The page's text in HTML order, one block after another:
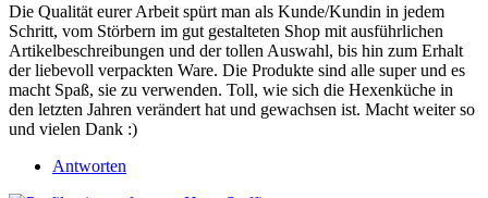
Die Qualität eurer Arbeit spürt man als Kunde/Kundin in jedem
Schritt, vom Störbern im gut gestalteten Shop mit ausführlichen
Artikelbeschreibungen und der tollen Auswahl, bis hin zum Erhalt
der liebevoll verpackten Ware. Die Produkte sind alle super und es
macht Spaß, sie zu verwenden. Toll, wie sich die Hexenküche in
den letzten Jahren verändert hat und gewachsen ist. Macht weiter so
und vielen Dank :)
Antworten